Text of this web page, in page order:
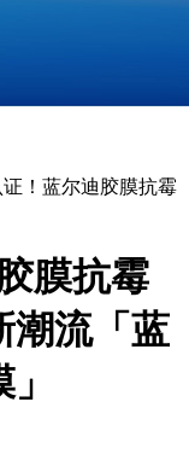
证！蓝尔迪胶膜抗霉
膜抗霉
潮流「蓝